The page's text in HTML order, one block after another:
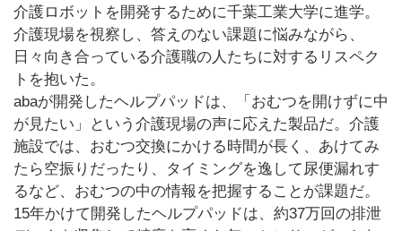
介護ロボットを開発するために千葉工業大学に進学。
介護現場を視察し、答えのない課題に悩みながら、
日々向き合っている介護職の人たちに対するリスペク
トを抱いた。
abaが開発したヘルプパッドは、「おむつを開けずに中
が見たい」という介護現場の声に応えた製品だ。介護
施設では、おむつ交換にかける時間が長く、あけてみ
たら空振りだったり、タイミングを逸して尿便漏れす
るなど、おむつの中の情報を把握することが課題だ。
15年かけて開発したヘルプパッドは、約37万回の排泄